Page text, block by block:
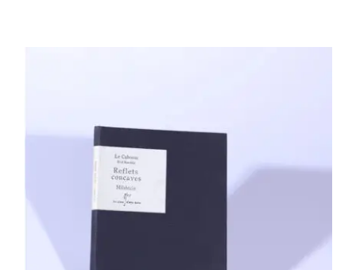
Le Cabossu, Milshtein – Reflets
concaves